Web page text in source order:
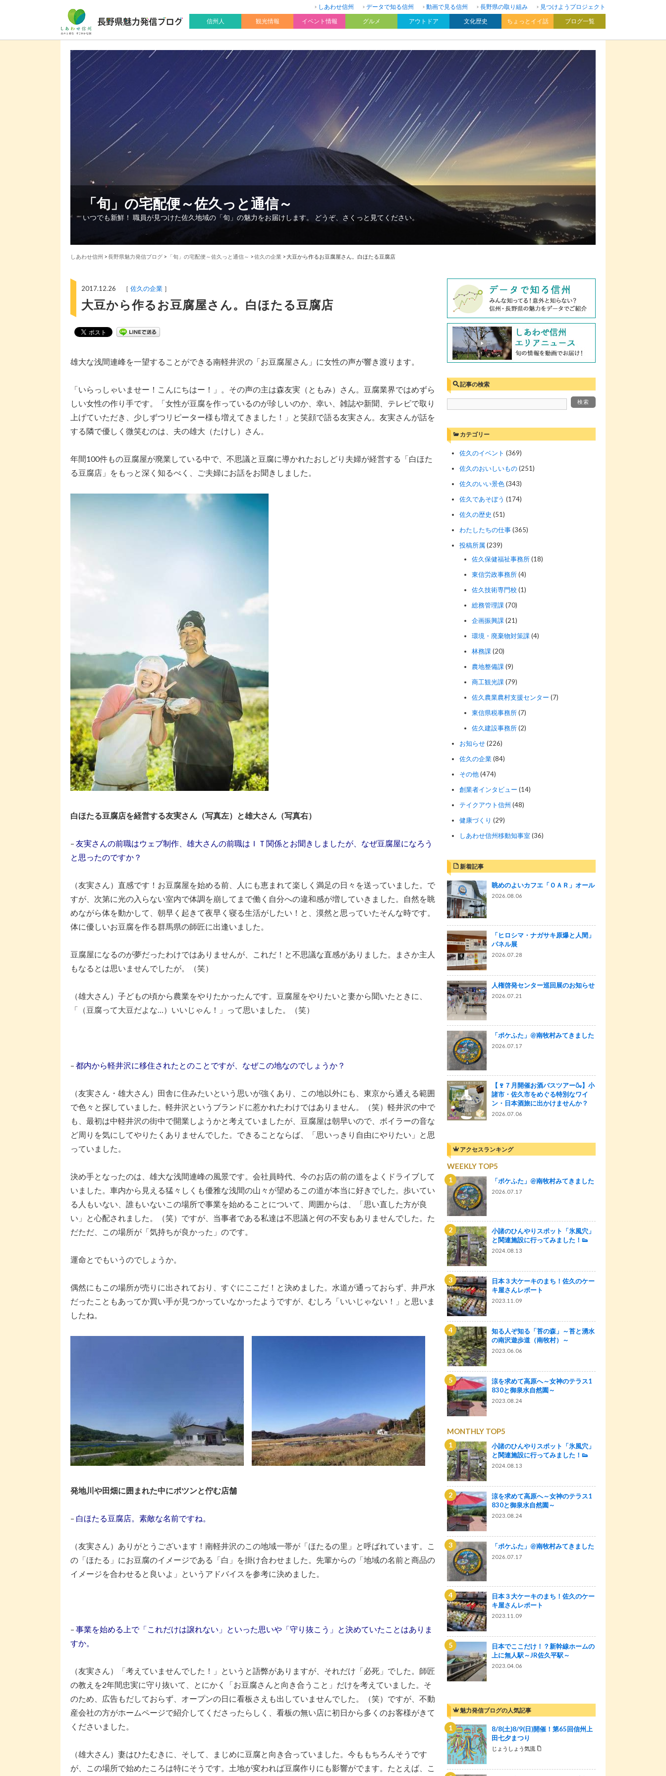
しあわせ信州 データで知る信州 動画で見る信州 長野県の取り組み
見つけようプロジェクト
信州人
観光情報 イベント情報 グルメ アウトドア 文化歴史 ちょっとイイ話 ブログ一覧
「旬」の宅配便～佐久っと通信～
いつでも新鮮！ 職員が見つけた佐久地域の「旬」の魅力をお届けします。 どうぞ、さくっと見てください。
しあわせ信州 >長野県魅力発信ブログ > 「旬」の宅配便～佐久っと通信～ >佐久の企業 >大豆から作るお豆腐屋さん。白ほたる豆腐店
2017.12.26 ［ 佐久の企業 ］
大豆から作るお豆腐屋さん。白ほたる豆腐店
雄大な浅間連峰を一望することができる南軽井沢の「お豆腐屋さん」に女性の声が響き渡ります。
「いらっしゃいませー！こんにちはー！」。その声の主は森友実（ともみ）さん。豆腐業界ではめずら
しい女性の作り手です。「女性が豆腐を作っているのが珍しいのか、幸い、雑誌や新聞、テレビで取り
上げていただき、少しずつリピーター様も増えてきました！」と笑顔で語る友実さん。友実さんが話を
する隣で優しく微笑むのは、夫の雄大（たけし）さん。
年間100件もの豆腐屋が廃業している中で、不思議と豆腐に導かれたおしどり夫婦が経営する「白ほた
る豆腐店」をもっと深く知るべく、ご夫婦にお話をお聞きしました。
白ほたる豆腐店を経営する友実さん（写真左）と雄大さん（写真右）
– 友実さんの前職はウェブ制作、雄大さんの前職はＩＴ関係とお聞きしましたが、なぜ豆腐屋になろう
と思ったのですか？
（友実さん）直感です！お豆腐屋を始める前、人にも恵まれて楽しく満足の日々を送っていました。で
すが、次第に光の入らない室内で体調を崩してまで働く自分への違和感が増していきました。自然を眺
めながら体を動かして、朝早く起きて夜早く寝る生活がしたい！と、漠然と思っていたそんな時です。
体に優しいお豆腐を作る群馬県の師匠に出逢いました。
豆腐屋になるのが夢だったわけではありませんが、これだ！と不思議な直感がありました。まさか主人
もなるとは思いませんでしたが。（笑）
（雄大さん）子どもの頃から農業をやりたかったんです。豆腐屋をやりたいと妻から聞いたときに、
「（豆腐って大豆だよな…）いいじゃん！」って思いました。（笑）
– 都内から軽井沢に移住されたとのことですが、なぜこの地なのでしょうか？
（友実さん・雄大さん）田舎に住みたいという思いが強くあり、この地以外にも、東京から通える範囲
で色々と探していました。軽井沢というブランドに惹かれたわけではありません。（笑）軽井沢の中で
も、最初は中軽井沢の街中で開業しようかと考えていましたが、豆腐屋は朝早いので、ボイラーの音な
ど周りを気にしてやりたくありませんでした。できることならば、「思いっきり自由にやりたい」と思
っていました。
決め手となったのは、雄大な浅間連峰の風景です。会社員時代、今のお店の前の道をよくドライブして
いました。車内から見える猛々しくも優雅な浅間の山々が望めるこの道が本当に好きでした。歩いてい
る人もいない、誰もいないこの場所で事業を始めることについて、周囲からは、「思い直した方が良
い」と心配されました。（笑）ですが、当事者である私達は不思議と何の不安もありませんでした。た
だただ、この場所が「気持ちが良かった」のです。
運命とでもいうのでしょうか。
偶然にもこの場所が売りに出されており、すぐにここだ！と決めました。水道が通っておらず、井戸水
だったこともあってか買い手が見つかっていなかったようですが、むしろ「いいじゃない！」と思いま
したね。
発地川や田畑に囲まれた中にポツンと佇む店舗
– 白ほたる豆腐店。素敵な名前ですね。
（友実さん）ありがとうございます！南軽井沢のこの地域一帯が「ほたるの里」と呼ばれています。こ
の「ほたる」にお豆腐のイメージである「白」を掛け合わせました。先輩からの「地域の名前と商品の
イメージを合わせると良いよ」というアドバイスを参考に決めました。
– 事業を始める上で「これだけは譲れない」といった思いや「守り抜こう」と決めていたことはありま
すか。
（友実さん）「考えていませんでした！」というと語弊がありますが、それだけ「必死」でした。師匠
の教えを2年間忠実に守り抜いて、とにかく「お豆腐さんと向き合うこと」だけを考えていました。そ
のため、広告もだしておらず、オープンの日に看板さえも出していませんでした。（笑）ですが、不動
産会社の方がホームページで紹介してくださったらしく、看板の無い店に初日から多くのお客様がきて
くださいました。
（雄大さん）妻はひたむきに、そして、まじめに豆腐と向き合っていました。今ももちろんそうです
が、この場所で始めたころは特にそうです。土地が変われば豆腐作りにも影響がでます。たとえば、こ
記事の検索
カテゴリー
佐久のイベント (369)
佐久のおいしいもの(251)
佐久のいい景色(343)
佐久であそぼう (174)
佐久の歴史 (51)
わたしたちの仕事(365)
投稿所属(239)
佐久保健福祉事務所(18)
東信労政事務所(4)
佐久技術専門校 (1)
総務管理課 (70)
企画振興課 (21)
環境・廃棄物対策課 (4)
林務課 (20)
農地整備課 (9)
商工観光課 (79)
佐久農業農村支援センター (7)
東信県税事務所(7)
佐久建設事務所(2)
お知らせ(226)
佐久の企業(84)
その他(474)
創業者インタビュー (14)
テイクアウト信州 (48)
健康づくり (29)
しあわせ信州移動知事室(36)
新着記事
眺めのよいカフエ「ＯＡＲ」オール
2026.08.06
「ヒロシマ・ナガサキ原爆と人間」
パネル展
2026.07.28
人権啓発センター巡回展のお知らせ
2026.07.21
「ポケふた」@南牧村みてきました
2026.07.17
【🍷７月開催お酒バスツアー🍶】小
諸市・佐久市をめぐる特別なワイ
ン・日本酒旅に出かけませんか？
2026.07.06
アクセスランキング
WEEKLY TOP5
「ポケふた」@南牧村みてきました
2026.07.17
小諸のひんやりスポット「氷風穴」
と関連施設に行ってみました！👟
2024.08.13
日本３大ケーキのまち！佐久のケー
キ屋さんレポート
2023.11.09
知る人ぞ知る「苔の森」～苔と湧水
の南沢遊歩道（南牧村）～
2023.06.06
涼を求めて高原へ～女神のテラス1
830と御泉水自然園～
2023.08.24
MONTHLY TOP5
小諸のひんやりスポット「氷風穴」
と関連施設に行ってみました！👟
2024.08.13
涼を求めて高原へ～女神のテラス1
830と御泉水自然園～
2023.08.24
「ポケふた」@南牧村みてきました
2026.07.17
日本３大ケーキのまち！佐久のケー
キ屋さんレポート
2023.11.09
日本でここだけ！？新幹線ホームの
上に無人駅～JR佐久平駅～
2023.04.06
魅力発信ブログの人気記事
8/8(土)8/9(日)開催！第65回信州上
田七夕まつり
じょうしょう気流